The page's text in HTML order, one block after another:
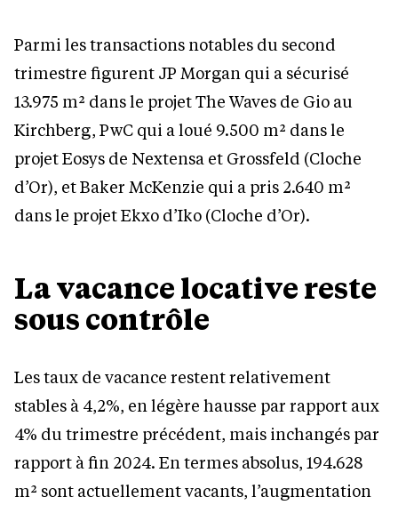
Parmi les transactions notables du second
trimestre figurent JP Morgan qui a sécurisé
13.975 m² dans le projet The Waves de Gio au
Kirchberg, PwC qui a loué 9.500 m² dans le
projet Eosys de Nextensa et Grossfeld (Cloche
d’Or), et Baker McKenzie qui a pris 2.640 m²
dans le projet Ekxo d’Iko (Cloche d’Or).
La vacance locative reste
sous contrôle
Les taux de vacance restent relativement
stables à 4,2%, en légère hausse par rapport aux
4% du trimestre précédent, mais inchangés par
rapport à fin 2024. En termes absolus, 194.628
m² sont actuellement vacants, l’augmentation